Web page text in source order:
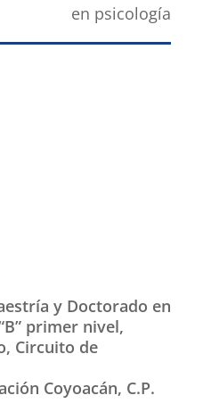
en psicología
y Doctorado en
primer nivel,
Circuito de
Coyoacán, C.P.